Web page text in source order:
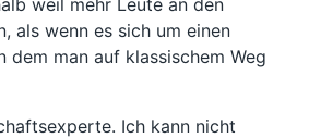
weil mehr Leute an den
als wenn es sich um einen
dem man auf klassischem Weg
Ich kann nicht